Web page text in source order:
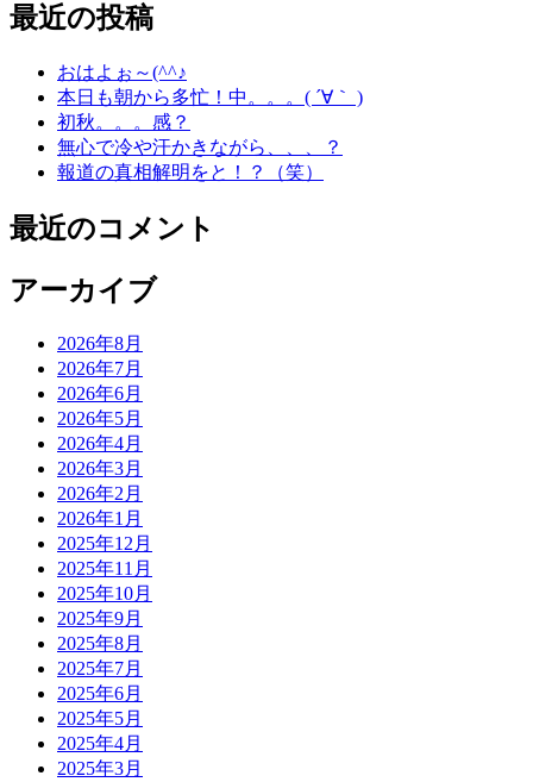
最近の投稿
おはよぉ～(^^♪
本日も朝から多忙！中。。。( ´∀｀ )
初秋。。。感？
無心で冷や汗かきながら、、、？
報道の真相解明をと！？（笑）
最近のコメント
アーカイブ
2026年8月
2026年7月
2026年6月
2026年5月
2026年4月
2026年3月
2026年2月
2026年1月
2025年12月
2025年11月
2025年10月
2025年9月
2025年8月
2025年7月
2025年6月
2025年5月
2025年4月
2025年3月